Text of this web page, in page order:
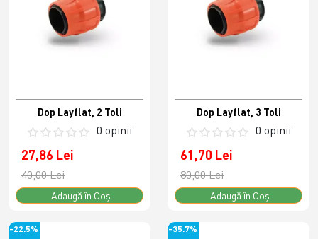
Dop Layflat, 2 Toli
0 opinii
27,86 Lei
40,00 Lei
Adaugă în Coş
Dop Layflat, 3 Toli
0 opinii
61,70 Lei
80,00 Lei
Adaugă în Coş
-22.5% -35.7%